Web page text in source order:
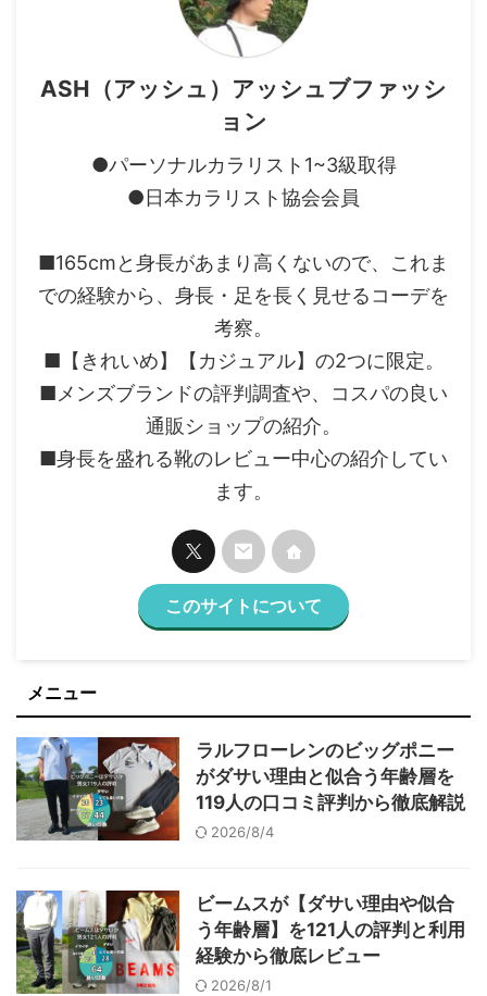
ASH（アッシュ）アッシュブファッシ
ョン
●パーソナルカラリスト1~3級取得
●日本カラリスト協会会員
■165cmと身長があまり高くないので、これま
での経験から、身長・足を長く見せるコーデを
考察。
■【きれいめ】【カジュアル】の2つに限定。
■メンズブランドの評判調査や、コスパの良い
通販ショップの紹介。
■身長を盛れる靴のレビュー中心の紹介してい
ます。
このサイトについて
メニュー
ラルフローレンのビッグポニー
がダサい理由と似合う年齢層を
119人の口コミ評判から徹底解説
2026/8/4
ビームスが【ダサい理由や似合
う年齢層】を121人の評判と利用
経験から徹底レビュー
2026/8/1